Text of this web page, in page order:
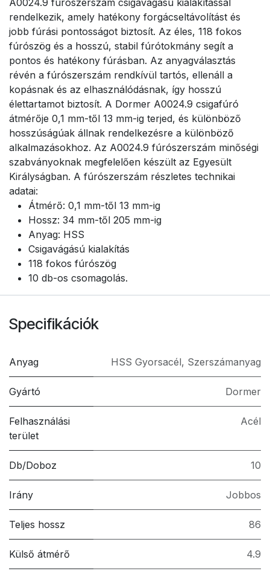
A0024.9 fúrószerszám csigavágású kialakítással
rendelkezik, amely hatékony forgácseltávolítást és
jobb fúrási pontosságot biztosít. Az éles, 118 fokos
fúrószög és a hosszú, stabil fúrótokmány segít a
pontos és hatékony fúrásban. Az anyagválasztás
révén a fúrószerszám rendkívül tartós, ellenáll a
kopásnak és az elhasználódásnak, így hosszú
élettartamot biztosít. A Dormer A0024.9 csigafúró
átmérője 0,1 mm-től 13 mm-ig terjed, és különböző
hosszúságúak állnak rendelkezésre a különböző
alkalmazásokhoz. Az A0024.9 fúrószerszám minőségi
szabványoknak megfelelően készült az Egyesült
Királyságban. A fúrószerszám részletes technikai
adatai:
Átmérő: 0,1 mm-től 13 mm-ig
Hossz: 34 mm-től 205 mm-ig
Anyag: HSS
Csigavágású kialakítás
118 fokos fúrószög
10 db-os csomagolás.
Specifikációk
Anyag HSS Gyorsacél, Szerszámanyag
Gyártó Dormer
Felhasználási
terület
Acél
Db/Doboz 10
Irány Jobbos
Teljes hossz 86
Külső átmérő 4.9